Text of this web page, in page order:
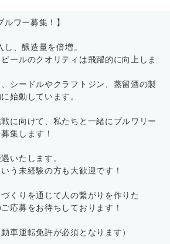
ワー募集！】
、醸造量を倍増。
ールのクオリティは飛躍的に向上しま
シードルやクラフトジン、蒸留酒の製
始動しています。
に向けて、私たちと一緒にブルワリー
集します！
いたします。
う未経験の方も大歓迎です！
くりを通じて人の繋がりを作りた
応募をお待ちしております！
車運転免許が必須となります）